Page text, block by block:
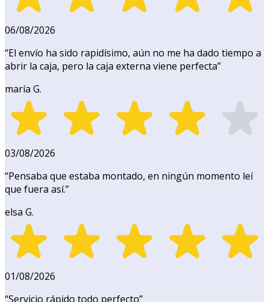
06/08/2026
“El envío ha sido rapidísimo, aún no me ha dado tiempo a
abrir la caja, pero la caja externa viene perfecta”
maría G.
03/08/2026
“Pensaba que estaba montado, en ningún momento leí
que fuera así.”
elsa G.
01/08/2026
“Servicio rápido todo perfecto”